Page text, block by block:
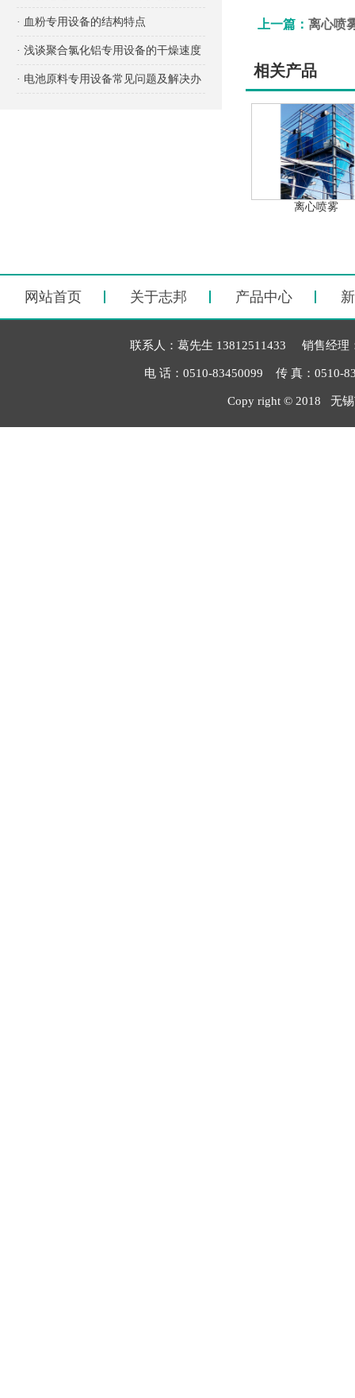
· 血粉专用设备的结构特点
· 浅谈聚合氯化铝专用设备的干燥速度
· 电池原料专用设备常见问题及解决办
上一篇： 离心喷
相关产品
离心喷雾
网站首页 关于志邦 产品中心
联系人：葛先生 13812511433 销售经理
电 话：0510-83450099 传 真：0510-
Copy right © 2018 无